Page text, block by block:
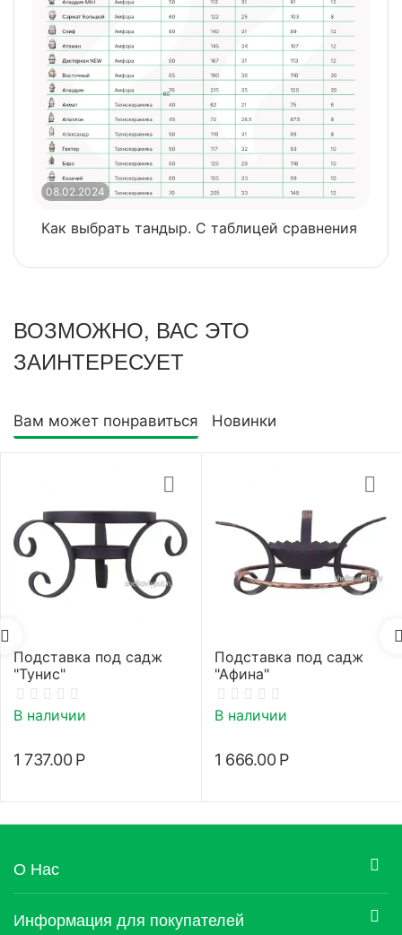
08.02.2024
Как выбрать тандыр. С таблицей сравнения
ВОЗМОЖНО, ВАС ЭТО
ЗАИНТЕРЕСУЕТ
Вам может понравиться Новинки
Подставка под садж
"Тунис"
В наличии
1 737.00 Р
Подставка под садж
"Афина"
В наличии
1 666.00 Р
О Нас
Информация для покупателей